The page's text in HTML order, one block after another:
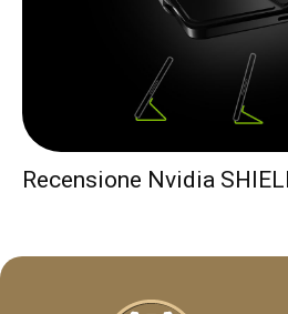
Recensione Nvidia